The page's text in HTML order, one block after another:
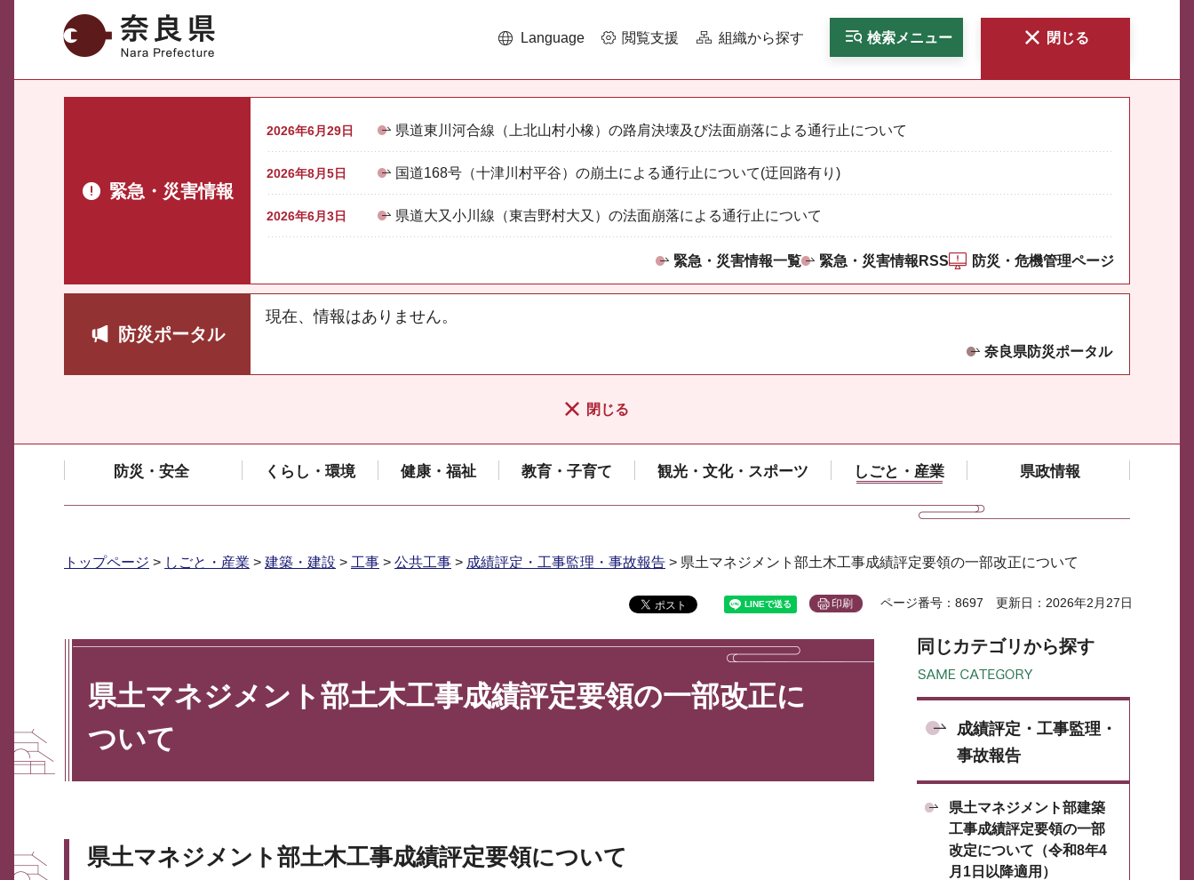
奈良県 Language 閲覧支援 組織から探す 検索メニュー 閉じる
緊急・災害情報
2026年6月29日 県道東川河合線（上北山村小橡）の路肩決壊及び法面崩落による通行止について
2026年8月5日 国道168号（十津川村平谷）の崩土による通行止について(迂回路有り)
2026年6月3日 県道大又小川線（東吉野村大又）の法面崩落による通行止について
緊急・災害情報一覧 緊急・災害情報RSS 防災・危機管理ページ
防災ポータル
現在、情報はありません。
奈良県防災ポータル
閉じる
防災・安全 くらし・環境 健康・福祉 教育・子育て 観光・文化・スポーツ しごと・産業 県政情報
トップページ > しごと・産業 > 建築・建設 > 工事 > 公共工事 > 成績評定・工事監理・事故報告 > 県土マネジメント部土木工事成績評定要領の一部改正について
印刷 ページ番号：8697 更新日：2026年2月27日
県土マネジメント部土木工事成績評定要領の一部改正に
ついて
県土マネジメント部土木工事成績評定要領について
同じカテゴリから探す
成績評定・工事監理・
事故報告
県土マネジメント部建築
工事成績評定要領の一部
改定について（令和8年4
月1日以降適用）